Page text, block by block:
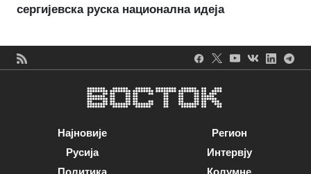
сергијевска руска национална идеја
Најновије
Русија
Регион
Интервју